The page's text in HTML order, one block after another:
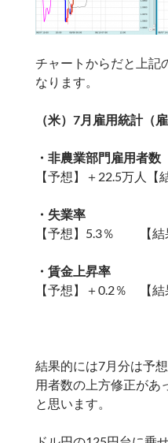
チャートからだと上記
なります。
（米）7月雇用統計（
・非農業部門雇用者数
【予想】＋22.5万人【
・失業率
【予想】5.3％ 【結
・賃金上昇率
【予想】＋0.2％ 【結
結果的には7月分は予
用者数の上方修正があ
と思います。